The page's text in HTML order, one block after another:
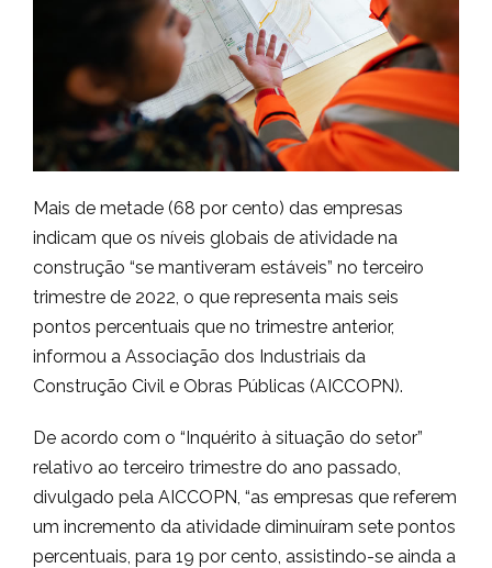
Mais de metade (68 por cento) das empresas
indicam que os níveis globais de atividade na
construção “se mantiveram estáveis” no terceiro
trimestre de 2022, o que representa mais seis
pontos percentuais que no trimestre anterior,
informou a Associação dos Industriais da
Construção Civil e Obras Públicas (AICCOPN).
De acordo com o “Inquérito à situação do setor”
relativo ao terceiro trimestre do ano passado,
divulgado pela AICCOPN, “as empresas que referem
um incremento da atividade diminuíram sete pontos
percentuais, para 19 por cento, assistindo-se ainda a